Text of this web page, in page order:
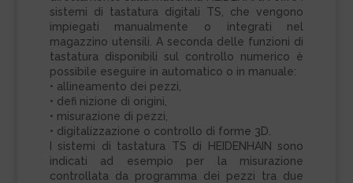
sistemi di tastatura digitali TS, che vengono
impiegati manualmente o integrati nel
magazzino utensili. A seconda delle funzioni di
tastatura disponibili sul controllo numerico è
possibile eseguire in automatico o in manuale:
• allineamento dei pezzi,
• defi nizione di origini,
• misurazione di pezzi,
• digitalizzazione o controllo di forme 3D.
I sistemi di tastatura TS di HEIDENHAIN sono
indicati ad esempio per la misurazione
controllata da programma dei pezzi tra due